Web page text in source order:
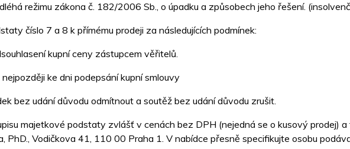
režimu zákona č. 182/2006 Sb., o úpadku a způsobech jeho řešení.
číslo 7 a 8 k přímému prodeji za následujících podmínek:
kupní ceny zástupcem věřitelů.
ke dni podepsání kupní smlouvy
bez udání důvodu odmítnout a soutěž bez udání důvodu zrušit.
majetkové podstaty zvlášť v cenách bez DPH (nejedná se o kusový prodej) a
PhD., Vodičkova 41, 110 00 Praha 1. V nabídce přesně specifikujte osobu